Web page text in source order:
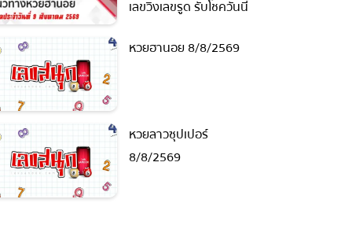
เลขวิ่งเลขรูด รับโชควันนี้
หวยฮานอย 8/8/2569
หวยลาวซุปเปอร์
8/8/2569